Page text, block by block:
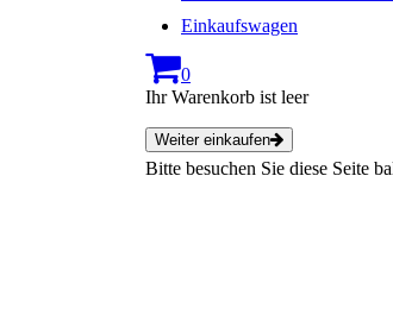
Einkaufswagen
0
Ihr Warenkorb ist leer
Weiter einkaufen
Bitte besuchen Sie diese Seite